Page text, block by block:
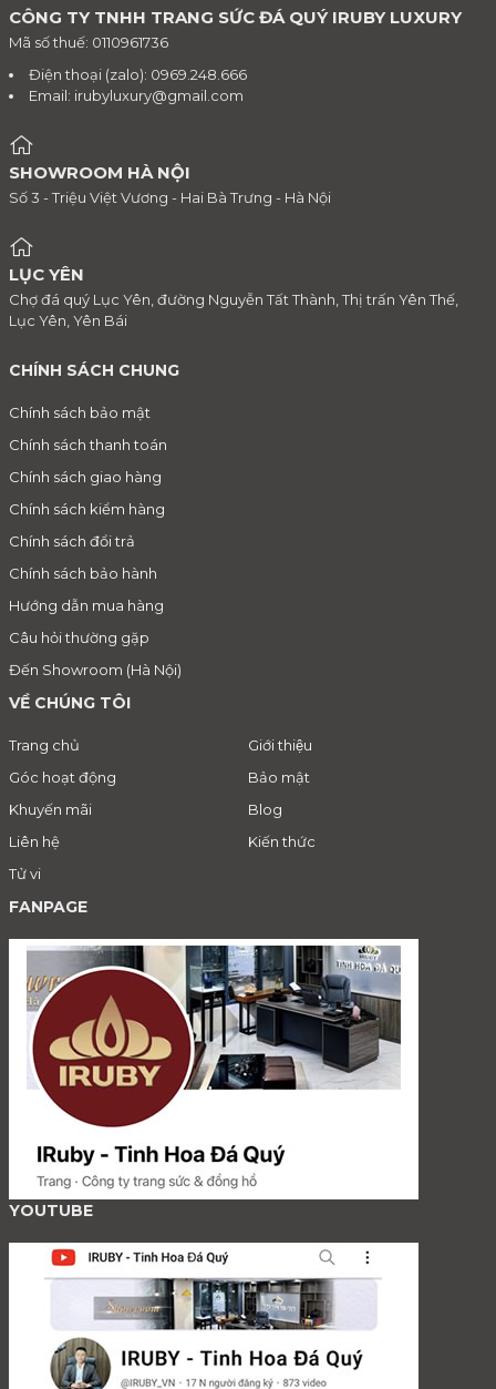
CÔNG TY TNHH TRANG SỨC ĐÁ QUÝ IRUBY LUXURY
Mã số thuế: 0110961736
Điện thoại (zalo): 0969.248.666
Email: irubyluxury@gmail.com
SHOWROOM HÀ NỘI
Số 3 - Triệu Việt Vương - Hai Bà Trưng - Hà Nội
LỤC YÊN
Chợ đá quý Lục Yên, đường Nguyễn Tất Thành, Thị trấn Yên Thế,
Lục Yên, Yên Bái
CHÍNH SÁCH CHUNG
Chính sách bảo mật
Chính sách thanh toán
Chính sách giao hàng
Chính sách kiểm hàng
Chính sách đổi trả
Chính sách bảo hành
Hướng dẫn mua hàng
Câu hỏi thường gặp
Đến Showroom (Hà Nội)
VỀ CHÚNG TÔI
Trang chủ
Giới thiệu
Góc hoạt động
Bảo mật
Khuyến mãi
Blog
Liên hệ
Kiến thức
Tử vi
FANPAGE
YOUTUBE